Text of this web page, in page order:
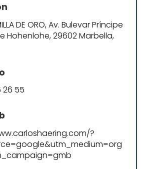
DE ORO, Av. Bulevar Príncipe
Hohenlohe, 29602 Marbella,
26 55
?